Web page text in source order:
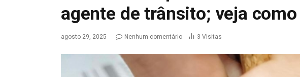
agente de trânsito; veja
agosto 29, 2025 Nenhum comentário 3 Visitas